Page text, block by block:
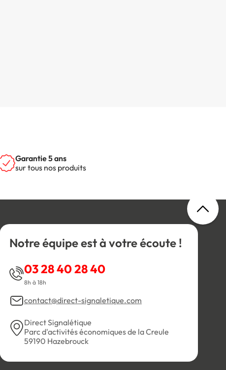
Garantie 5 ans
sur tous nos produits
Notre équipe est à votre écoute !
03 28 40 28 40
8h à 18h
contact@direct-signaletique.com
Direct Signalétique
Parc d'activités économiques de la Creule
59190 Hazebrouck